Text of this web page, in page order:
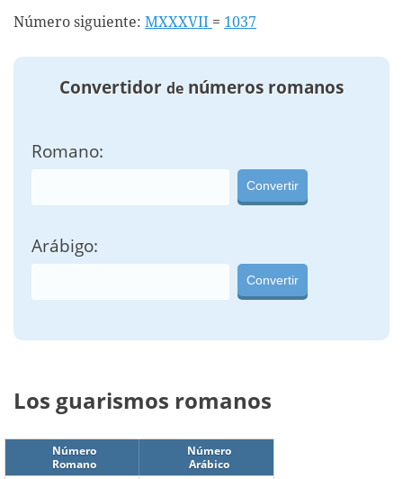
Número siguiente: MXXXVII = 1037
Convertidor de números romanos
Romano:
Convertir
Arábigo:
Convertir
Los guarismos romanos
Número
Romano
Número
Arábico